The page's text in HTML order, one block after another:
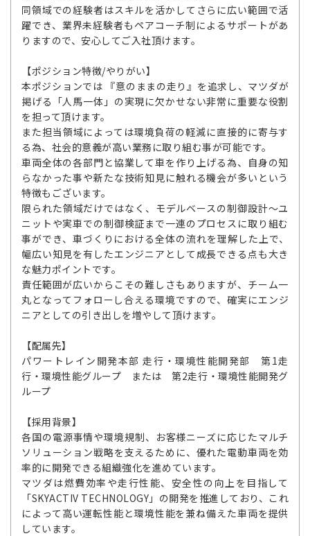
同領域での経験者はスキルを活かしてさらに広い範囲で活
躍でき、業界未経験者もペアコーチ制によるサポートがあ
りますので、安心してご入社頂けます。
【ポジション特徴/やりがい】
本ポジションでは 『意のままの走り』を追求し、マツダが
掲げる「人馬一体」の実現に欠かせない非常に重要な役割
を担って頂けます。
また担当領域によっては環境負荷の軽減に直接的に寄与す
る為、社会的意義が高い業務に取り組む事が可能です。
車両全体の各部門と協業して車を作り上げる為、自身の知
らなかった事や新たな技術知見に触れる機会が多いという
特徴もございます。
限られた領域だけではなく、モデルベースの制御設計～ユ
ニットや実車での制御検証まで一連のプロセスに取り組む
事ができ、車づくりにおける全体の流れを理解した上で、
幅広い知見を有したエンジニアとして成長できる点も大き
な魅力ポイントです。
責任範囲が広いからこその難しさもありますが、チーム一
丸となってフォローし合える環境ですので、確実にエンジ
ニアとしての引き出しを増やして頂けます。
【配属先】
パワートレイン開発本部 走行・環境性能開発部 第1走
行・環境性能グループ または 第2走行・環境性能開発グ
ループ
【採用背景】
各国の電源事情や環境規制、お客様ニーズに応じたマルチ
ソリューション戦略を支えるために、優れた電動車両を効
率的に開発できる組織強化を進めています。
マツダは燃費効率や走行性能、安全性の向上を目指して
「SKYACTIV TECHNOLOGY」の開発を推進しており、これ
によって高い運転性能と環境性能を兼ね備えた車両を提供
しています。